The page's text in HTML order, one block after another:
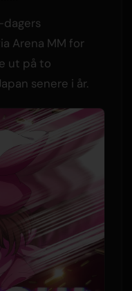
Arena MM for
ut på to
senere i år.